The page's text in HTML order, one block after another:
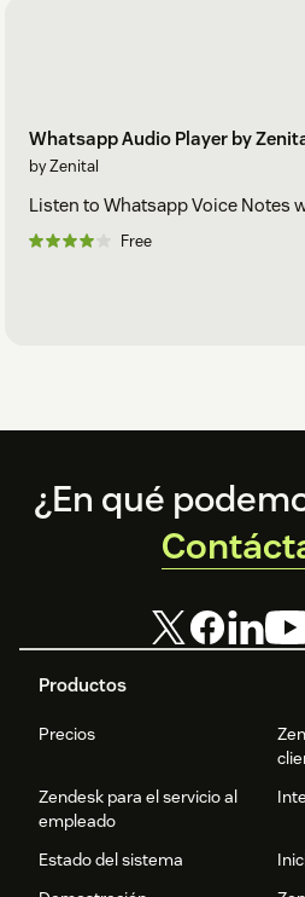
Whatsapp Audio Player by
by Zenital
Listen to Whatsapp Voice Notes
Free
Footer
Productos
Precios
Zendesk para el servicio al
empleado
Estado del sistema
¿En qué